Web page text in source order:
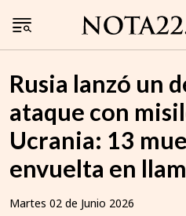
Rusia lanzó un
ataque con
Ucrania: 13
envuelta en
Martes 02 de Junio 2026